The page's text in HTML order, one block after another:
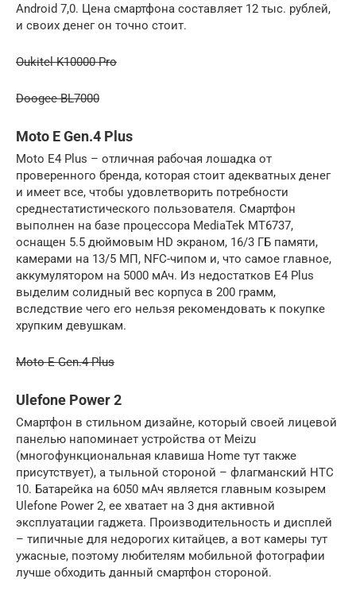
Android 7,0. Цена смартфона составляет 12 тыс. рублей,
и своих денег он точно стоит.
Oukitel K10000 Pro
Doogee BL7000
Moto E Gen.4 Plus
Moto E4 Plus – отличная рабочая лошадка от
проверенного бренда, которая стоит адекватных денег
и имеет все, чтобы удовлетворить потребности
среднестатистического пользователя. Смартфон
выполнен на базе процессора MediaTek MT6737,
оснащен 5.5 дюймовым HD экраном, 16/3 ГБ памяти,
камерами на 13/5 МП, NFC-чипом и, что самое главное,
аккумулятором на 5000 мАч. Из недостатков E4 Plus
выделим солидный вес корпуса в 200 грамм,
вследствие чего его нельзя рекомендовать к покупке
хрупким девушкам.
Moto E Gen.4 Plus
Ulefone Power 2
Смартфон в стильном дизайне, который своей лицевой
панелью напоминает устройства от Meizu
(многофункциональная клавиша Home тут также
присутствует), а тыльной стороной – флагманский HTC
10. Батарейка на 6050 мАч является главным козырем
Ulefone Power 2, ее хватает на 3 дня активной
эксплуатации гаджета. Производительность и дисплей
– типичные для недорогих китайцев, а вот камеры тут
ужасные, поэтому любителям мобильной фотографии
лучше обходить данный смартфон стороной.